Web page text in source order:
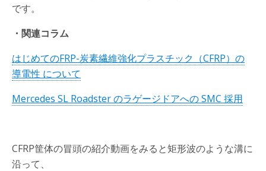
です。
・関連コラム
はじめてのFRP-炭素繊維強化プラスチック（CFRP）の
導電性 について
Mercedes SL Roadster のラゲージドアへの SMC 採用
CFRP筐体の冒頭の紹介動画をみると矩形波のような溝に
沿って、